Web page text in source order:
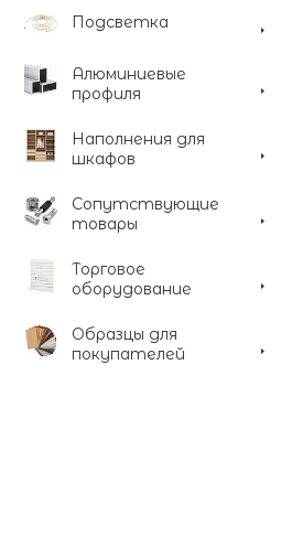
Подсветка
Алюминиевые
профиля
Наполнения для
шкафов
Сопутствующие
товары
Торговое
оборудование
Образцы для
покупателей